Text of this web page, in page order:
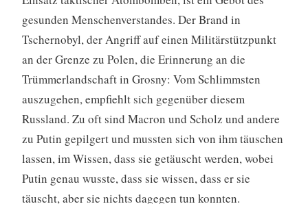
gesunden Menschenverstandes. Der Brand in
Tschernobyl, der Angriff auf einen Militärstützpunkt
an der Grenze zu Polen, die Erinnerung an die
Trümmerlandschaft in Grosny: Vom Schlimmsten
auszugehen, empfiehlt sich gegenüber diesem
Russland. Zu oft sind Macron und Scholz und andere
zu Putin gepilgert und mussten sich von ihm täuschen
lassen, im Wissen, dass sie getäuscht werden, wobei
Putin genau wusste, dass sie wissen, dass er sie
täuscht, aber sie nichts dagegen tun konnten.